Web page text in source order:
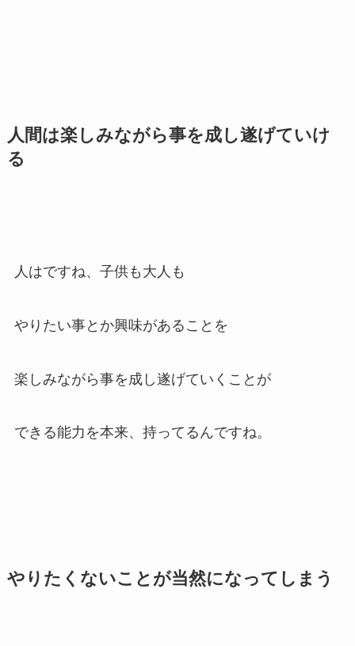
人間は楽しみながら事を成し遂げていけ
る
人はですね、 子供も大人も
やりたい事とか興味があることを
楽しみながら事を成し遂げていくことが
できる能力を本来、持ってるんですね。
やりたくないことが当然になってしまう